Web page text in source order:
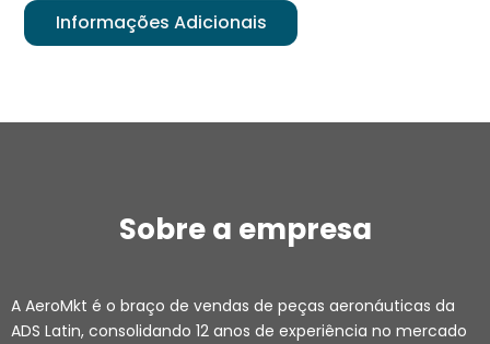
Informações Adicionais
Sobre a empresa
A AeroMkt é o braço de vendas de peças aeronáuticas da
ADS Latin, consolidando 12 anos de experiência no mercado